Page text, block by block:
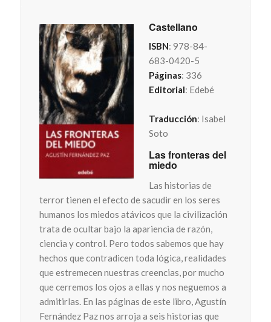
Castellano
ISBN: 978-84-
683-0420-5
Páginas: 336
Editorial: Edebé
Traducción: Isabel
Soto
Las fronteras del
miedo
Las historias de
terror tienen el efecto de sacudir en los seres
humanos los miedos atávicos que la civilización
trata de ocultar bajo la apariencia de razón,
ciencia y control. Pero todos sabemos que hay
hechos que contradicen toda lógica, realidades
que estremecen nuestras creencias, por mucho
que cerremos los ojos a ellas y nos neguemos a
admitirlas. En las páginas de este libro, Agustín
Fernández Paz nos arroja a seis historias que